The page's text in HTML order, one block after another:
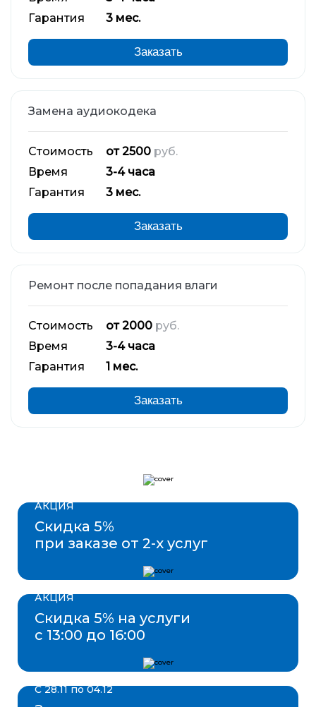
Гарантия
3 мес.
Заказать
Замена аудиокодека
Стоимость от 2500 руб.
Время
3-4 часа
Гарантия
3 мес.
Заказать
Ремонт после попадания влаги
Стоимость от 2000 руб.
Время
3-4 часа
Гарантия
1 мес.
Заказать
АКЦИЯ
Скидка 5%
при заказе от 2-х услуг
АКЦИЯ
Скидка 5% на услуги
с 13:00 до 16:00
С 28.11 по 04.12